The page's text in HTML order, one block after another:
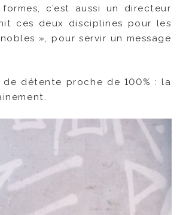
c’est aussi un directeur
ces deux disciplines pour les
», pour servir un message
détente proche de 100% : la